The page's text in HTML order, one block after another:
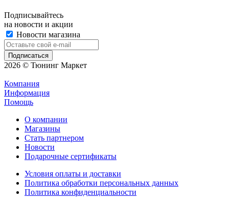
Подписывайтесь
на новости и акции
Новости магазина
2026 © Тюнинг Маркет
Компания
Информация
Помощь
О компании
Магазины
Стать партнером
Новости
Подарочные сертификаты
Условия оплаты и доставки
Политика обработки персональных данных
Политика конфиденциальности